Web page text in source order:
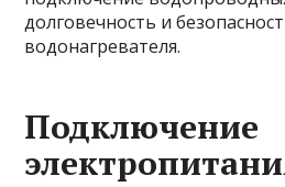
долговечность и
водонагревателя.
Подключение